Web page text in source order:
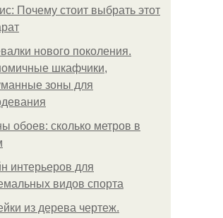
Почему стоит выбрать этот
нового поколения.
шкафчики,
зоны для
обоев: сколько метров в
интерьеров для
видов спорта
из дерева чертеж.